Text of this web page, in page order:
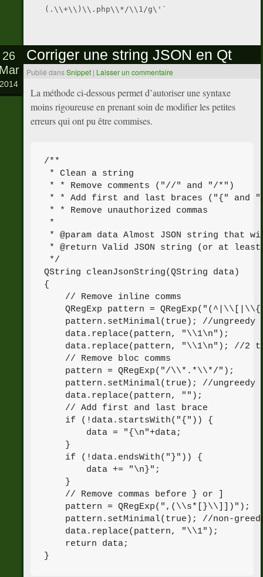
(.\\+\\)\\.php\\*/\\1/g\'`
Corriger une string JSON en Qt
Publié dansSnippet | Laisser un commentaire
26
2014
La méthode ci-dessous permet d’autoriser une syntaxe
moins rigoureuse en prenant soin de modifier les petites
erreurs qui ont pu être commises.
/**
* Clean a string
* * Remove comments ("//" and "/*")
* * Add first and last braces ("{" and
* * Remove unauthorized commas
*
* @param data Almost JSON string that
* @return Valid JSON string (or at
*/
QString cleanJsonString(QString data)
{
    // Remove inline comms
QRegExp pattern =
    pattern.setMinimal(true); //ungreedy
    data.replace(pattern, "\\1\n");
data.replace(pattern, "\\1\n"); //2
    // Remove bloc comms
    pattern = QRegExp("/\\*.*\\*/");
    pattern.setMinimal(true); //ungreedy
    data.replace(pattern, "");
    // Add first and last brace
    if (!data.startsWith("{")) {
        data = "{\n"+data;
    }
    if (!data.endsWith("}")) {
        data += "\n}";
    }
    // Remove commas before } or ]
    pattern = QRegExp(",(\\s*[}\\]])");
pattern.setMinimal(true); //non-
    data.replace(pattern, "\\1");
    return data;